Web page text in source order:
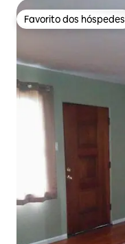
Favorito dos hóspedes
Favorito dos hóspedes